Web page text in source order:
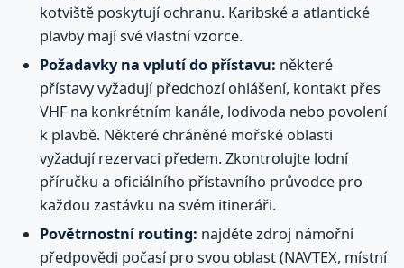
kotviště poskytují ochranu. Karibské a atlantické
plavby mají své vlastní vzorce.
Požadavky na vplutí do přístavu: některé
přístavy vyžadují předchozí ohlášení, kontakt přes
VHF na konkrétním kanále, lodivoda nebo povolení
k plavbě. Některé chráněné mořské oblasti
vyžadují rezervaci předem. Zkontrolujte lodní
příručku a oficiálního přístavního průvodce pro
každou zastávku na svém itineráři.
Povětrnostní routing: najděte zdroj námořní
předpovědi počasí pro svou oblast (NAVTEX, místní